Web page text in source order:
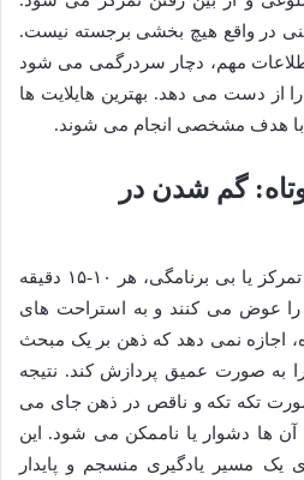
در واقع هیچ بخشی برجسته نیست.
اطلاعات مهم، دچار سردرگمی می شود
از دست می دهد. بهترین هایلایت ها
با هدف مشخصی انجام می شوند.
گم شدن در
برخی داوطلبان به دلیل عدم تمرکز یا بی برنامگی، هر ۱۰-۱۵ دقیقه
را عوض می کنند و به استراحت های
اجازه نمی دهد که ذهن بر یک مبحث
به صورت عمیق پردازش کند. نتیجه
تکه تکه و ناقص در ذهن جای می
آن ها دشوار یا ناممکن می شود. این
یک مسیر یادگیری منسجم و پایدار